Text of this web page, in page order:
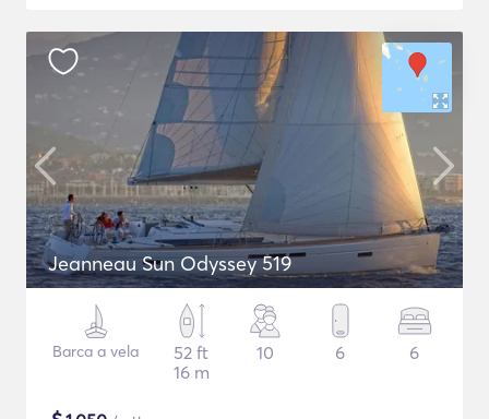
Jeanneau Sun Odyssey 519
Barca a vela
52 ft
16 m
10 6 6